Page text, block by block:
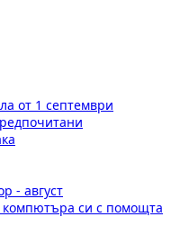
от 1 септември
- август
компютъра си с помощта